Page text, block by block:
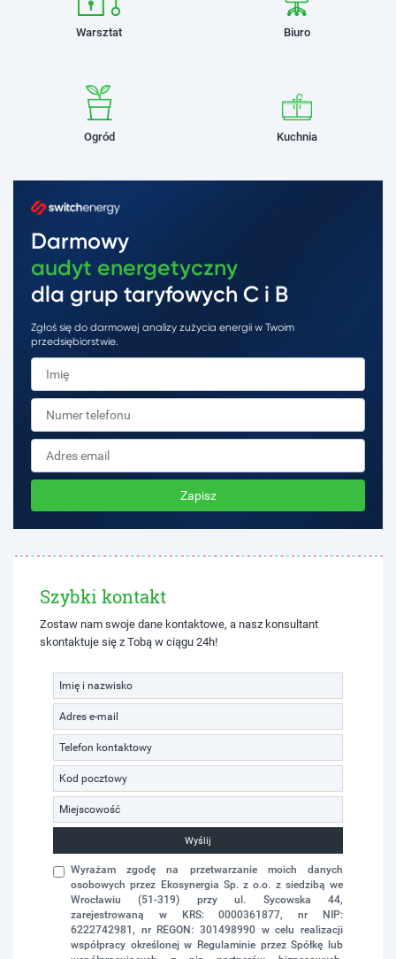
Warsztat Biuro
Ogród Kuchnia
Darmowy
audyt energetyczny
dla grup taryfowych C i B
Zgłoś się do darmowej analizy zużycia energii w Twoim
przedsiębiorstwie.
Zapisz
Szybki kontakt
Zostaw nam swoje dane kontaktowe, a nasz konsultant
skontaktuje się z Tobą w ciągu 24h!
Wyślij
Wyrażam zgodę na przetwarzanie moich danych
osobowych przez Ekosynergia Sp. z o.o. z siedzibą we
Wrocławiu (51-319) przy ul. Sycowska 44,
zarejestrowaną w KRS: 0000361877, nr NIP:
6222742981, nr REGON: 301498990 w celu realizacji
współpracy określonej w Regulaminie przez Spółkę lub